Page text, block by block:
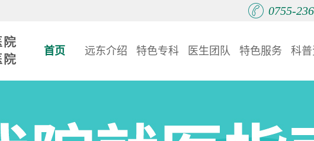
0755-
首页 远东介绍 特色专科 医生团队 特色服务 科